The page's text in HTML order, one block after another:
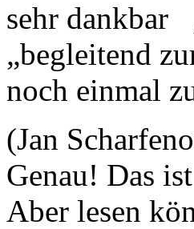
sehr dankbar
„begleitend
noch einmal
(Jan
Genau! Das
Aber lesen